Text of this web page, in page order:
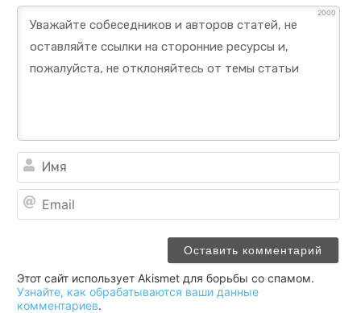
2000
Этот сайт использует Akismet для борьбы со спамом.
Узнайте, как обрабатываются ваши данные
комментариев.